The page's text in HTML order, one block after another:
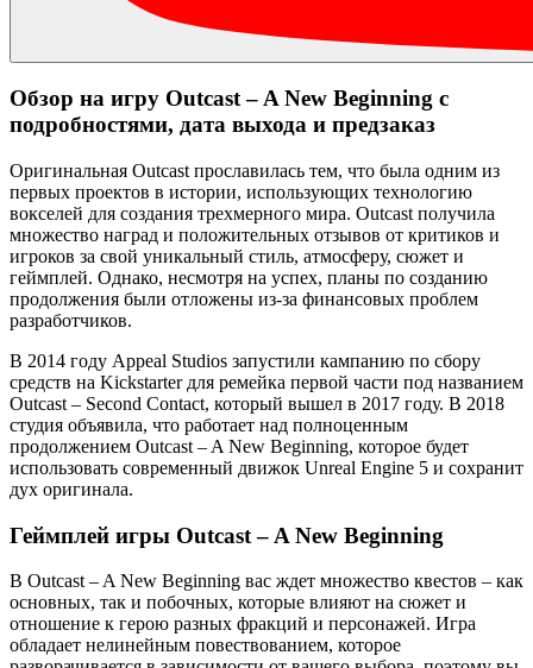
Обзор на игру Outcast – A New Beginning с
подробностями, дата выхода и предзаказ
Оригинальная Outcast прославилась тем, что была одним из
первых проектов в истории, использующих технологию
вокселей для создания трехмерного мира. Outcast получила
множество наград и положительных отзывов от критиков и
игроков за свой уникальный стиль, атмосферу, сюжет и
геймплей. Однако, несмотря на успех, планы по созданию
продолжения были отложены из-за финансовых проблем
разработчиков.
В 2014 году Appeal Studios запустили кампанию по сбору
средств на Kickstarter для ремейка первой части под названием
Outcast – Second Contact, который вышел в 2017 году. В 2018
студия объявила, что работает над полноценным
продолжением Outcast – A New Beginning, которое будет
использовать современный движок Unreal Engine 5 и сохранит
дух оригинала.
Геймплей игры Outcast – A New Beginning
В Outcast – A New Beginning вас ждет множество квестов – как
основных, так и побочных, которые влияют на сюжет и
отношение к герою разных фракций и персонажей. Игра
обладает нелинейным повествованием, которое